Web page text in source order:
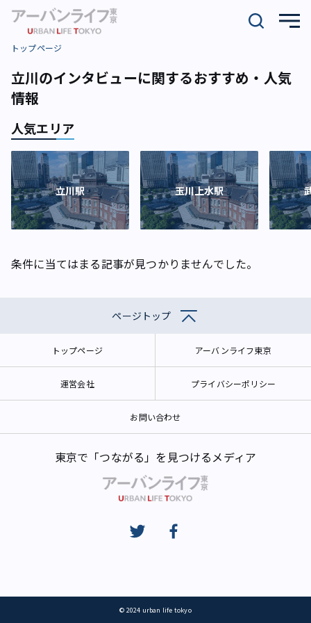
トップページ
立川のインタビューに関するおすすめ・人気
情報
人気エリア
立川駅 玉川上水駅
条件に当てはまる記事が見つかりませんでした。
ページトップ
トップページ アーバンライフ東京
運営会社 プライバシーポリシー
お問い合わせ
東京で「つながる」を見つけるメディア
© 2024 urban life tokyo